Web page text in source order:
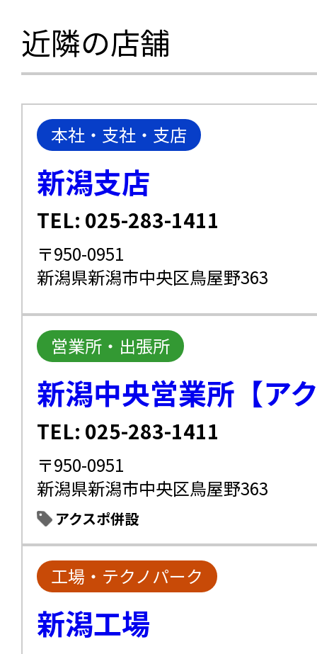
近隣の店舗
本社・支社・支店
新潟支店
TEL: 025-283-1411
〒950-0951
新潟県新潟市中央区鳥屋野363
営業所・出張所
新潟中央営業所【ア
TEL: 025-283-1411
〒950-0951
新潟県新潟市中央区鳥屋野363
アクスポ併設
工場・テクノパーク
新潟工場